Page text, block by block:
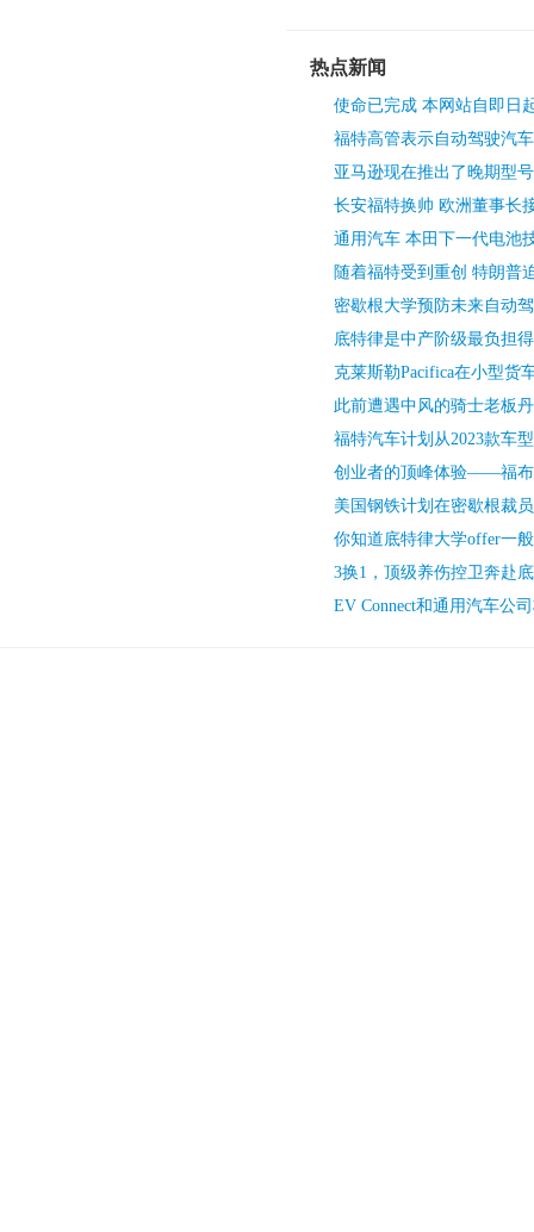
热点新闻
使命已完成 本网站自即日
福特高管表示自动驾驶汽
亚马逊现在推出了晚期型
长安福特换帅 欧洲董事长
通用汽车 本田下一代电池
随着福特受到重创 特朗普
密歇根大学预防未来自动
底特律是中产阶级最负担
克莱斯勒Pacifica在小型货
此前遭遇中风的骑士老板
福特汽车计划从2023款车
创业者的顶峰体验——福布
美国钢铁计划在密歇根裁
你知道底特律大学offer一
3换1，顶级养伤控卫奔赴
EV Connect和通用汽车公